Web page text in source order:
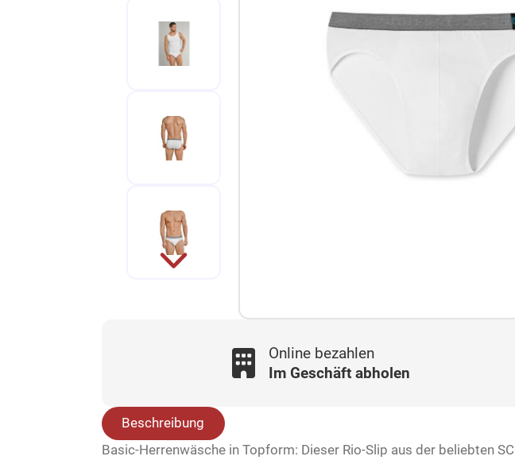
Online bezahlen
Im Geschäft abholen
Beschreibung
Basic-Herrenwäsche in Topform: Dieser Rio-Slip aus der beliebten